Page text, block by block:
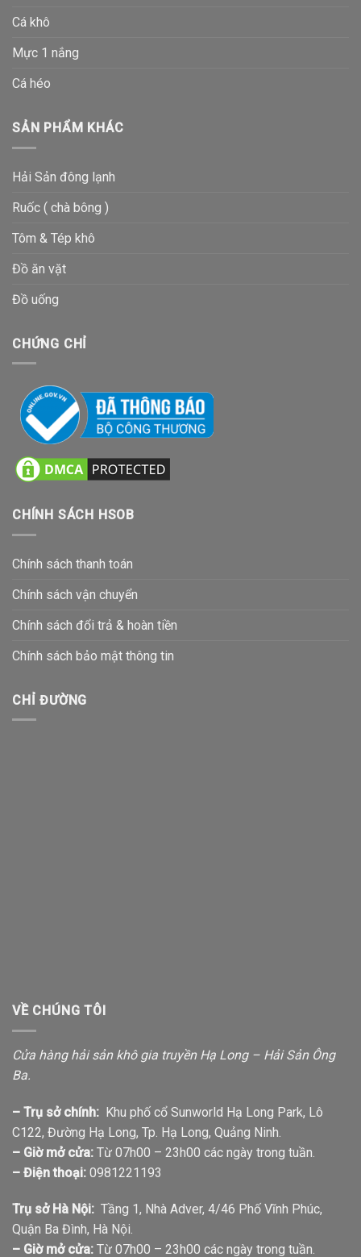
Cá khô
Mực 1 nắng
Cá héo
SẢN PHẨM KHÁC
Hải Sản đông lạnh
Ruốc ( chà bông )
Tôm & Tép khô
Đồ ăn vặt
Đồ uống
CHỨNG CHỈ
CHÍNH SÁCH HSOB
Chính sách thanh toán
Chính sách vận chuyển
Chính sách đổi trả & hoàn tiền
Chính sách bảo mật thông tin
CHỈ ĐƯỜNG
VỀ CHÚNG TÔI
Cửa hàng hải sản khô gia truyền Hạ Long – Hải Sản Ông
Ba.
– Trụ sở chính: Khu phố cổ Sunworld Hạ Long Park, Lô
C122, Đường Hạ Long, Tp. Hạ Long, Quảng Ninh.
– Giờ mở cửa: Từ 07h00 – 23h00 các ngày trong tuần.
– Điện thoại: 0981221193
Trụ sở Hà Nội: Tầng 1, Nhà Adver, 4/46 Phố Vĩnh Phúc,
Quận Ba Đình, Hà Nội.
– Giờ mở cửa: Từ 07h00 – 23h00 các ngày trong tuần.